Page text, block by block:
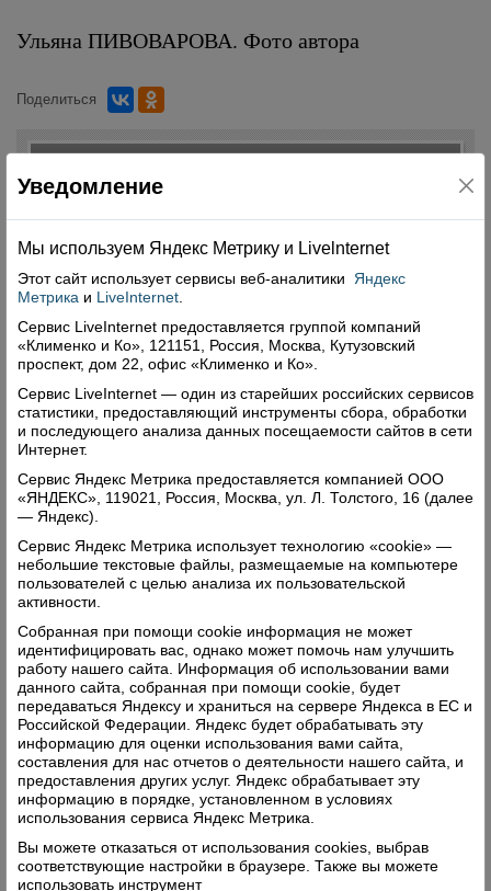
Ульяна ПИВОВАРОВА. Фото автора
Поделиться
Оставить комментарий
Свежий номер
Уведомление
Мы используем Яндекс Метрику и Livelnternet
Этот сайт использует сервисы веб-аналитики
Яндекс
Метрика и LiveInternet
Сервис LiveInternet предоставляется группой компаний
«Клименко и Ко», 121151, Россия, Москва, Кутузовский
проспект, дом 22, офис «Клименко и Ко».
Сервис LiveInternet — один из старейших российских сервисов
статистики, предоставляющий инструменты сбора, обработки
и последующего анализа данных посещаемости сайтов в сети
Интернет.
Сервис Яндекс Метрика предоставляется компанией ООО
«ЯНДЕКС», 119021, Россия, Москва, ул. Л. Толстого, 16 (далее
— Яндекс).
Сервис Яндекс Метрика использует технологию «cookie» —
небольшие текстовые файлы, размещаемые на компьютере
пользователей с целью анализа их пользовательской
активности.
Собранная при помощи cookie информация не может
идентифицировать вас, однако может помочь нам улучшить
работу нашего сайта. Информация об использовании вами
данного сайта, собранная при помощи cookie, будет
передаваться Яндексу и храниться на сервере Яндекса в ЕС и
Российской Федерации. Яндекс будет обрабатывать эту
информацию для оценки использования вами сайта,
составления для нас отчетов о деятельности нашего сайта, и
предоставления других услуг. Яндекс обрабатывает эту
информацию в порядке, установленном в условиях
использования сервиса Яндекс Метрика.
Вы можете отказаться от использования cookies, выбрав
соответствующие настройки в браузере. Также вы можете
использовать инструмент